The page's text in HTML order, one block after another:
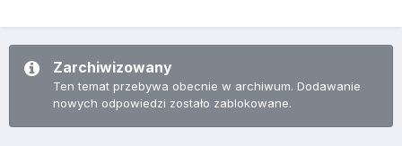
Zarchiwizowany
Ten temat przebywa obecnie w archiwum. Dodawanie
nowych odpowiedzi zostało zablokowane.